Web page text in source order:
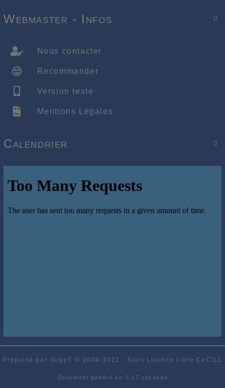

Webmaster - Infos
Nous contacter
Recommander
Version texte
Mentions Légales

Calendrier
Propulsé par GuppY© 2004-2021 Sous Licence Libre CeCILL
Document généré en 0.17 seconde